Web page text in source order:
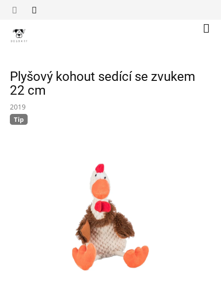
Plyšový kohout sedící se zvukem
22 cm
2019
Tip